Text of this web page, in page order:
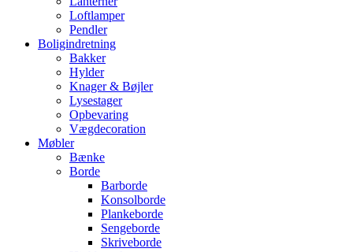
Loftlamper
Pendler
Boligindretning
Bakker
Hylder
Knager & Bøjler
Lysestager
Opbevaring
Vægdecoration
Møbler
Bænke
Borde
Barborde
Konsolborde
Plankeborde
Sengeborde
Skriveborde